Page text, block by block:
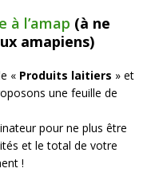
à l’amap (à ne
amapiens)
« Produits laitiers » et
une feuille de
pour ne plus être
et le total de votre
!